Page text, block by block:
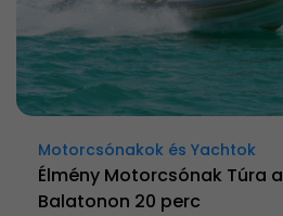
Motorcsónakok és Yachtok
Élmény Motorcsónak Túra a
Balatonon 20 perc